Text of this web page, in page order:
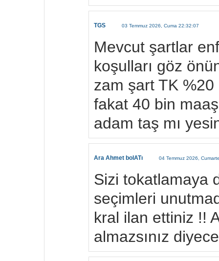
TGS 03 Temmuz 2026, Cuma 22:32:07
Mevcut şartlar
koşulları göz
zam şart TK
fakat 40 bin
adam taş mı
Ara Ahmet bolATı 04 Temmuz 2026,
Sizi tokatlamaya
seçimleri
kral ilan ettiniz !!
almazsınız